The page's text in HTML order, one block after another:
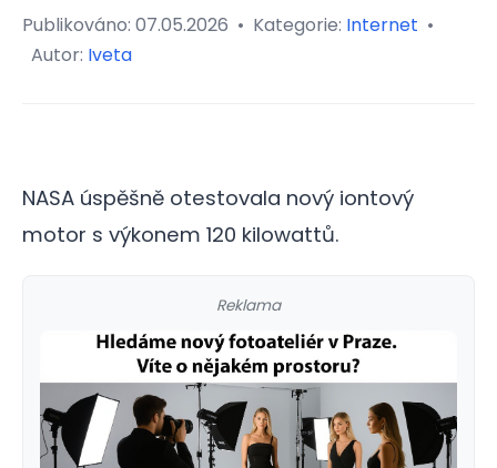
Publikováno: 07.05.2026 • Kategorie: Internet •
Autor: Iveta
NASA úspěšně otestovala nový iontový
motor s výkonem 120 kilowattů.
Reklama